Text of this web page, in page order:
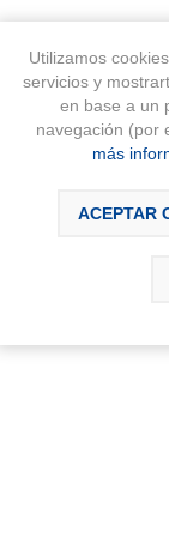
Utilizamos
servicios y
en base a un
navegación (por
más
ACEPTAR